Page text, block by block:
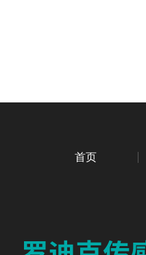
首页